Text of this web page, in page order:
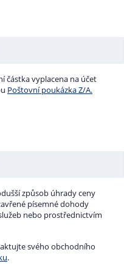
částka vyplacena na účet
Poštovní poukázka Z/A.
způsob úhrady ceny
písemné dohody
nebo prostřednictvím
svého obchodního
.